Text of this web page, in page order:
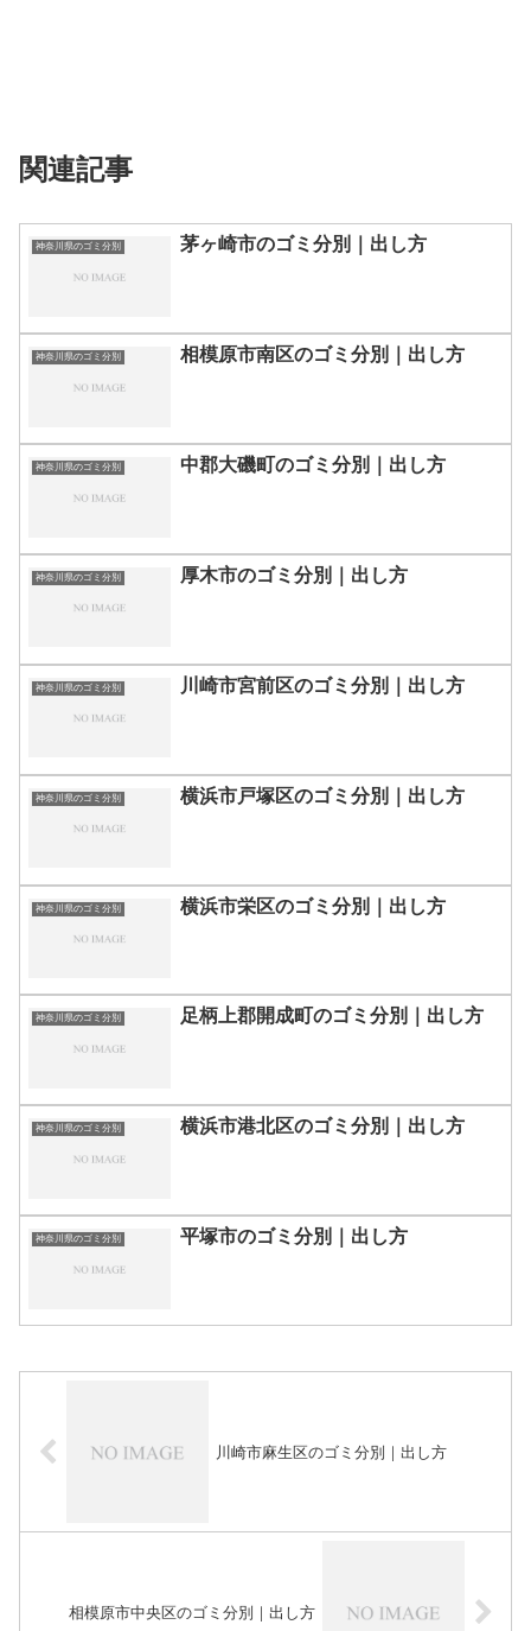
関連記事
神奈川県のゴミ分別 茅ヶ崎市のゴミ分別｜出し方
神奈川県のゴミ分別 相模原市南区のゴミ分別｜出し方
神奈川県のゴミ分別 中郡大磯町のゴミ分別｜出し方
神奈川県のゴミ分別 厚木市のゴミ分別｜出し方
神奈川県のゴミ分別 川崎市宮前区のゴミ分別｜出し方
神奈川県のゴミ分別 横浜市戸塚区のゴミ分別｜出し方
神奈川県のゴミ分別 横浜市栄区のゴミ分別｜出し方
神奈川県のゴミ分別 足柄上郡開成町のゴミ分別｜出し方
神奈川県のゴミ分別 横浜市港北区のゴミ分別｜出し方
神奈川県のゴミ分別 平塚市のゴミ分別｜出し方
川崎市麻生区のゴミ分別｜出し方
相模原市中央区のゴミ分別｜出し方